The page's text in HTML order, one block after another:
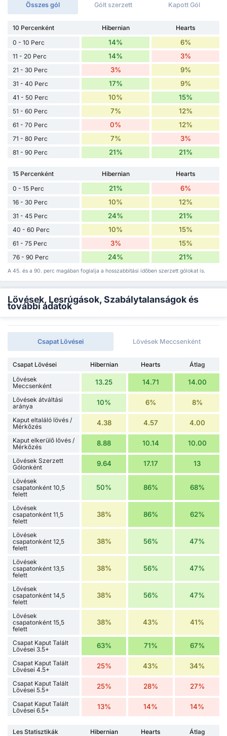
Összes gól Gólt szerzett Kapott Gól
10 Percenként Hibernian
Hearts
0 - 10 Perc
14% 6%
11 - 20 Perc 14% 3%
21 - 30 Perc 3% 9%
31 - 40 Perc 17% 9%
41 - 50 Perc 10% 15%
51 - 60 Perc 7% 12%
61 - 70 Perc 0% 12%
71 - 80 Perc 7% 3%
81 - 90 Perc 21% 21%
15 Percenként Hibernian
Hearts
0 - 15 Perc
21% 6%
16 - 30 Perc 10% 12%
31 - 45 Perc 24% 21%
40 - 60 Perc 10% 15%
61 - 75 Perc 3% 15%
76 - 90 Perc 24% 21%
A 45. és a 90. perc magában foglalja a hosszabbítási időben szerzett gólokat is.
Lövések, Lesrúgások, Szabálytalanságok és
további adatok
Csapat Lövései Lövések Meccsenként
Csapat Lövései Hibernian Hearts
Átlag
Lövések
Meccsenként
13.25 14.71 14.00
Lövések átváltási
aránya
10% 6% 8%
Kaput eltaláló lövés /
Mérkőzés
4.38 4.57 4.00
Kaput elkerülő lövés /
Mérkőzés
8.88 10.14 10.00
Lövések Szerzett
Gólonként
9.64 17.17 13
Lövések
csapatonként 10,5
felett
50% 86% 68%
Lövések
csapatonként 11,5
felett
38% 86% 62%
Lövések
csapatonként 12,5
felett
38% 56% 47%
Lövések
csapatonként 13,5
felett
38% 56% 47%
Lövések
csapatonként 14,5
felett
38% 56% 47%
Lövések
csapatonként 15,5
felett
38% 43% 41%
Csapat Kaput Talált
Lövései 3.5+
63% 71% 67%
Csapat Kaput Talált
Lövései 4.5+
25% 43% 34%
Csapat Kaput Talált
Lövései 5.5+
25% 28% 27%
Csapat Kaput Talált
Lövései 6.5+
13% 14% 14%
Les Statisztikák Hibernian Hearts
Átlag